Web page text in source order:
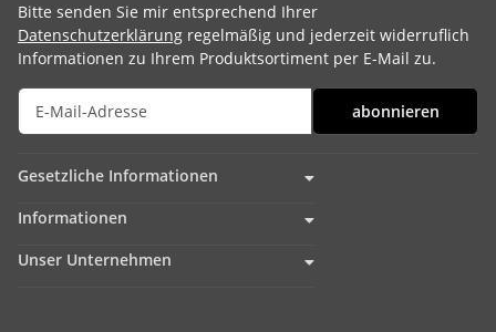
Bitte senden Sie mir entsprechend Ihrer
Datenschutzerklärung regelmäßig und jederzeit widerruflich
Informationen zu Ihrem Produktsortiment per E-Mail zu.
abonnieren
Gesetzliche Informationen
Informationen
Unser Unternehmen